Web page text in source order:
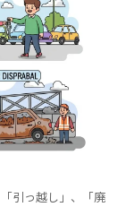
引っ越し」、「廃